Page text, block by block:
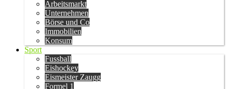
Arbeitsmarkt
Unternehmen
Börse und Co
Immobilien
Konsum
Sport
Fussball
Eishockey
Eismeister Zaugg
Formel 1